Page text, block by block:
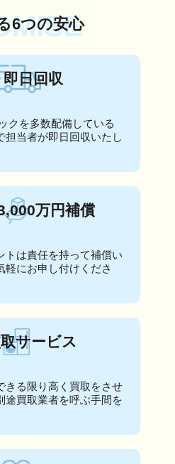
6つの安心
日回収
クを多数配備している
担当者が即日回収いたし
万円補償
トは責任を持って補償い
軽にお申し付けくださ
サービス
きる限り高く買取をさせ
途買取業者を呼ぶ手間を